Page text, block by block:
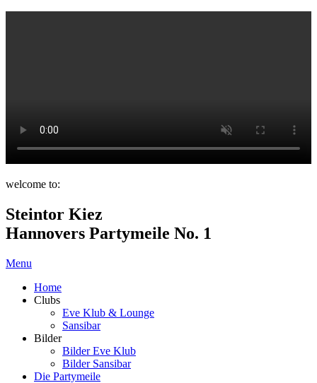
welcome to:
Steintor Kiez
Hannovers Partymeile No. 1
Menu
Home
Clubs
Eve Klub & Lounge
Sansibar
Bilder
Bilder Eve Klub
Bilder Sansibar
Die Partymeile